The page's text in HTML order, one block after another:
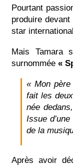
Pourtant
produire
star
Mais Tamara
surnommée «
« Mon
fait les
née
Issue
de la
Après avoir